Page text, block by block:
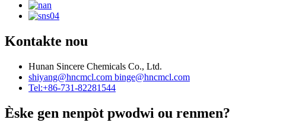
Kontakte nou
Hunan Sincere Chemicals Co., Ltd.
shiyang@hncmcl.com binge@hncmcl.com
Tel:+86-731-82281544
Èske gen nenpòt pwodwi ou renmen?